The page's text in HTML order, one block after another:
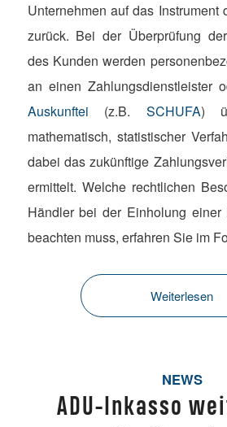
Unternehmen auf das Instrument
zurück. Bei der Überprüfung
des Kunden werden
an einen Zahlungsdienstleister
Auskunftei (z.B. SCHUFA)
mathematisch, statistischer
dabei das zukünftige
ermittelt. Welche rechtlichen
Händler bei der Einholung einer
beachten muss, erfahren Sie im
Weiterlesen
NEWS
ADU-Inkasso